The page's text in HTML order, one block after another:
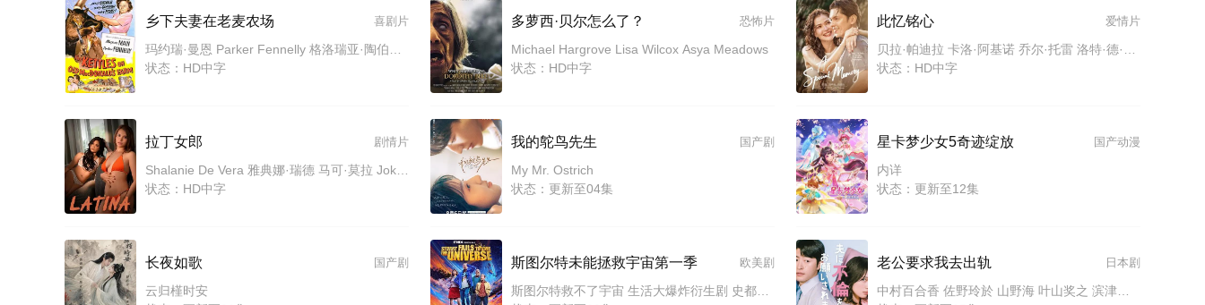
喜剧片
乡下夫妻在老麦农场
状态：HD中字
恐怖片
多萝西·贝尔怎么了？
Michael Hargrove Lisa Wilcox Asya Meadows
状态：HD中字
爱情片
此忆铭心
状态：HD中字
剧情片
拉丁女郎
状态：HD中字
国产剧
我的鸵鸟先生
My Mr. Ostrich
状态：更新至04集
国产动漫
星卡梦少女5奇迹绽放
内详
状态：更新至12集
国产剧
长夜如歌
云归槿时安
欧美剧
斯图尔特未能拯救宇宙第一季 日本剧
老公要求我去出轨